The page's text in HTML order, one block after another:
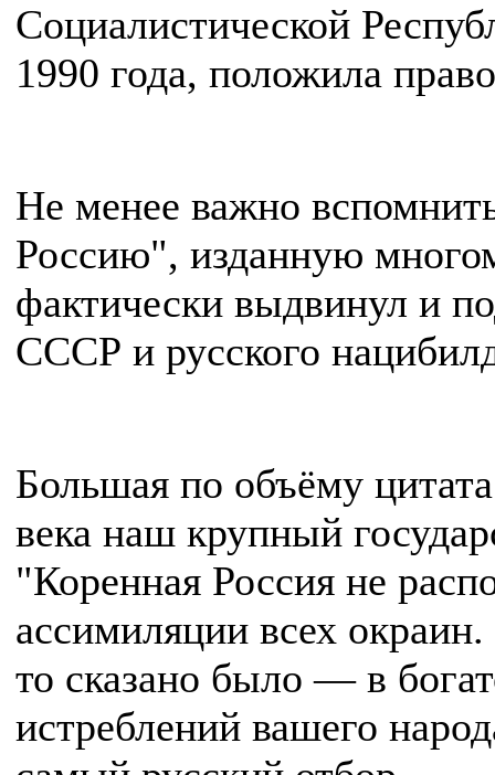
Социалистической
1990 года, положила
Не менее важно
Россию", изданную
фактически выдвинул и
СССР и русского
Большая по объёму
века наш крупный
"Коренная Рос­сия не
ассимиляции всех
то сказано было — в
истреблений вашего